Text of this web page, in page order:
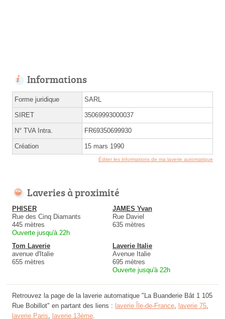
Informations
Forme juridique SARL
SIRET 35069993000037
N° TVA Intra. FR69350699930
Création 15 mars 1990
Éditer les informations de ma laverie automatique
Laveries à proximité
PHISER
Rue des Cinq Diamants
445 mètres
Ouverte jusqu'à 22h
JAMES Yvan
Rue Daviel
635 mètres
Tom Laverie
avenue d'Italie
655 mètres
Laverie Italie
Avenue Italie
695 mètres
Ouverte jusqu'à 22h
Retrouvez la page de la laverie automatique "La Buanderie Bât 1 105
Rue Bobillot" en partant des liens : laverie Île-de-France laverie 75
laverie Paris
laverie 13ème